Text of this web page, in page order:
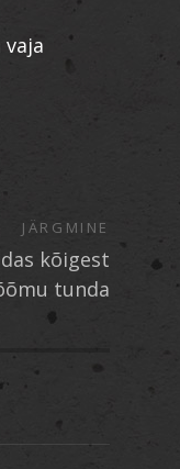
JÄRGMINE
kõigest
tunda